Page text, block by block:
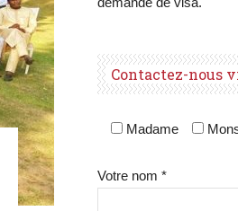
Contactez-nous
Madame
Votre nom *